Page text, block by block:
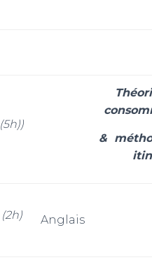
(5h))
&
(2h) Anglais